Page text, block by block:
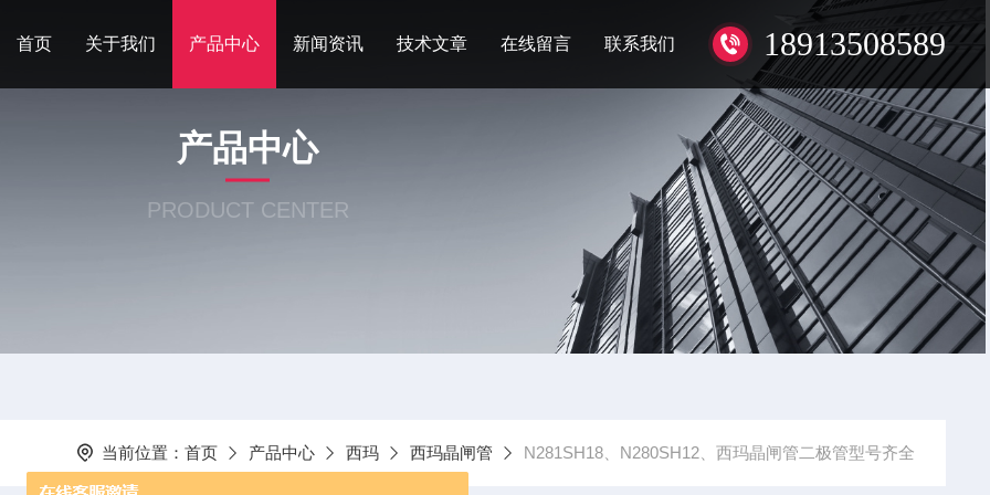
18913508589
首页 关于我们 产品中心 新闻资讯 技术文章 在线留言 联系我们
产品中心
PRODUCT CENTER
当前位置： 首页 产品中心 西玛 西玛晶闸管 N281SH18、N280SH12、西玛晶闸管二极管型号齐全